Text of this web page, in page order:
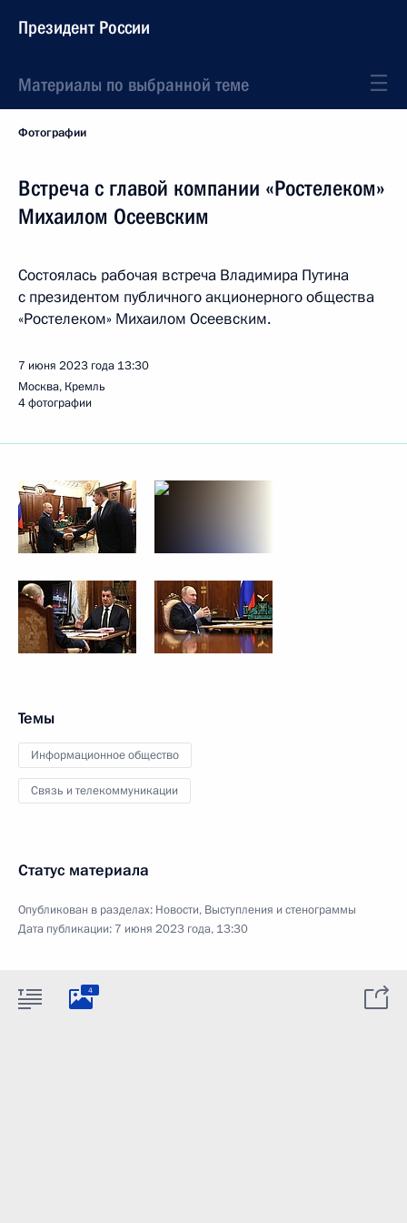
Президент России
Материалы по выбранной теме
Фотографии
Встреча с главой компании «Ростелеком»
Михаилом Осеевским
Состоялась рабочая встреча Владимира Путина
с президентом публичного акционерного общества
«Ростелеком» Михаилом Осеевским.
7 июня 2023 года 13:30
Москва, Кремль
4 фотографии
Темы
Информационное общество
Связь и телекоммуникации
Статус материала
Опубликован в разделах: Новости, Выступления и стенограммы
Дата публикации: 7 июня 2023 года, 13:30
4